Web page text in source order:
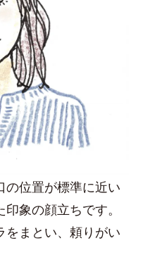
の位置が標準に近い
象の顔立ちです。
をまとい、頼りがい